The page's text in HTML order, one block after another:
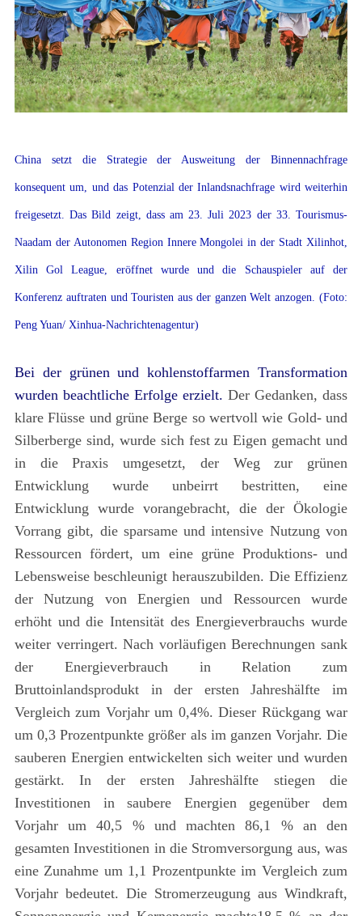
China setzt die Strategie der Ausweitung der Binnennachfrage
konsequent um, und das Potenzial der Inlandsnachfrage wird weiterhin
freigesetzt. Das Bild zeigt, dass am 23. Juli 2023 der 33. Tourismus-
Naadam der Autonomen Region Innere Mongolei in der Stadt Xilinhot,
Xilin Gol League, eröffnet wurde und die Schauspieler auf der
Konferenz auftraten und Touristen aus der ganzen Welt anzogen. (Foto:
Peng Yuan/ Xinhua-Nachrichtenagentur)
Bei der grünen und kohlenstoffarmen Transformation
wurden beachtliche Erfolge erzielt. Der Gedanken, dass
klare Flüsse und grüne Berge so wertvoll wie Gold- und
Silberberge sind, wurde sich fest zu Eigen gemacht und
in die Praxis umgesetzt, der Weg zur grünen
Entwicklung wurde unbeirrt bestritten, eine
Entwicklung wurde vorangebracht, die der Ökologie
Vorrang gibt, die sparsame und intensive Nutzung von
Ressourcen fördert, um eine grüne Produktions- und
Lebensweise beschleunigt herauszubilden. Die Effizienz
der Nutzung von Energien und Ressourcen wurde
erhöht und die Intensität des Energieverbrauchs wurde
weiter verringert. Nach vorläufigen Berechnungen sank
der Energieverbrauch in Relation zum
Bruttoinlandsprodukt in der ersten Jahreshälfte im
Vergleich zum Vorjahr um 0,4%. Dieser Rückgang war
um 0,3 Prozentpunkte größer als im ganzen Vorjahr. Die
sauberen Energien entwickelten sich weiter und wurden
gestärkt. In der ersten Jahreshälfte stiegen die
Investitionen in saubere Energien gegenüber dem
Vorjahr um 40,5 % und machten 86,1 % an den
gesamten Investitionen in die Stromversorgung aus, was
eine Zunahme um 1,1 Prozentpunkte im Vergleich zum
Vorjahr bedeutet. Die Stromerzeugung aus Windkraft,